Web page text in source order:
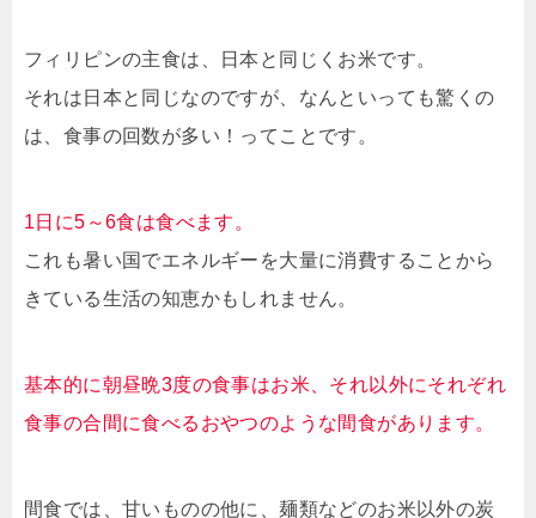
フィリピンの主食は、日本と同じくお米です。
それは日本と同じなのですが、なんといっても驚くの
は、食事の回数が多い！ってことです。
1日に5～6食は食べます。
これも暑い国でエネルギーを大量に消費することから
きている生活の知恵かもしれません。
基本的に朝昼晩3度の食事はお米、それ以外にそれぞれ
食事の合間に食べるおやつのような間食があります。
間食では、甘いものの他に、麺類などのお米以外の炭